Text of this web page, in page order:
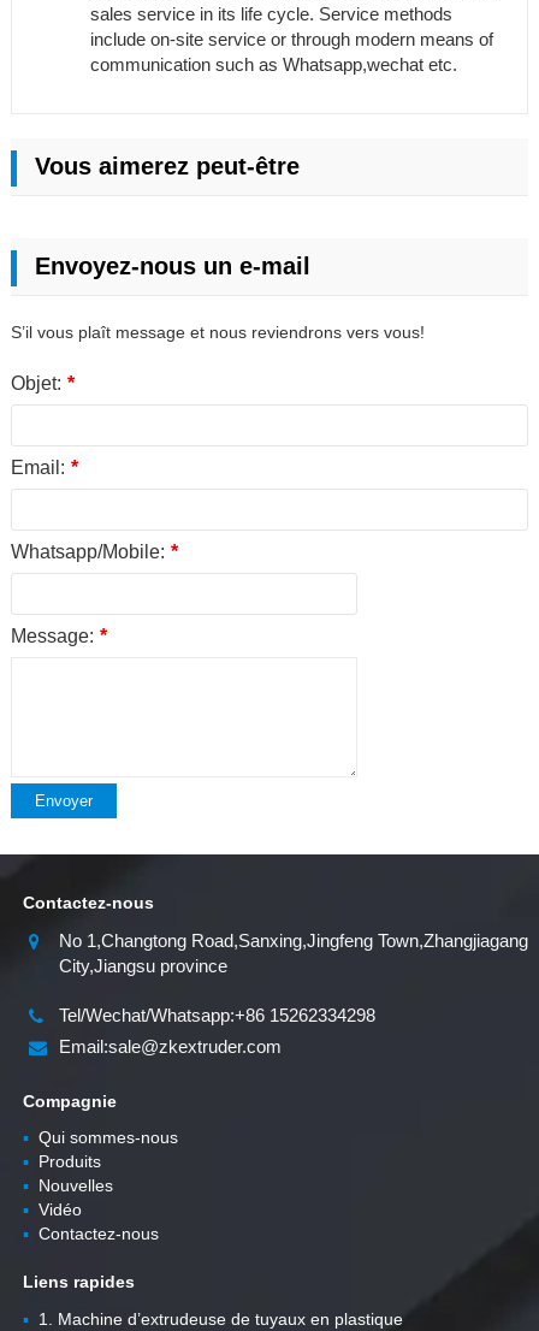
sales service in its life cycle. Service methods
include on-site service or through modern means of
communication such as Whatsapp,wechat etc.
Vous aimerez peut-être
Envoyez-nous un e-mail
S’il vous plaît message et nous reviendrons vers vous!
Objet: *
Email: *
Whatsapp/Mobile: *
Message: *
Envoyer
Contactez-nous
No 1,Changtong Road,Sanxing,Jingfeng Town,Zhangjiagang
City,Jiangsu province
Tel/Wechat/Whatsapp:+86 15262334298
Email:sale@zkextruder.com
Compagnie
▪Qui sommes-nous
▪Produits
▪Nouvelles
▪Vidéo
▪Contactez-nous
Liens rapides
▪1. Machine d’extrudeuse de tuyaux en plastique